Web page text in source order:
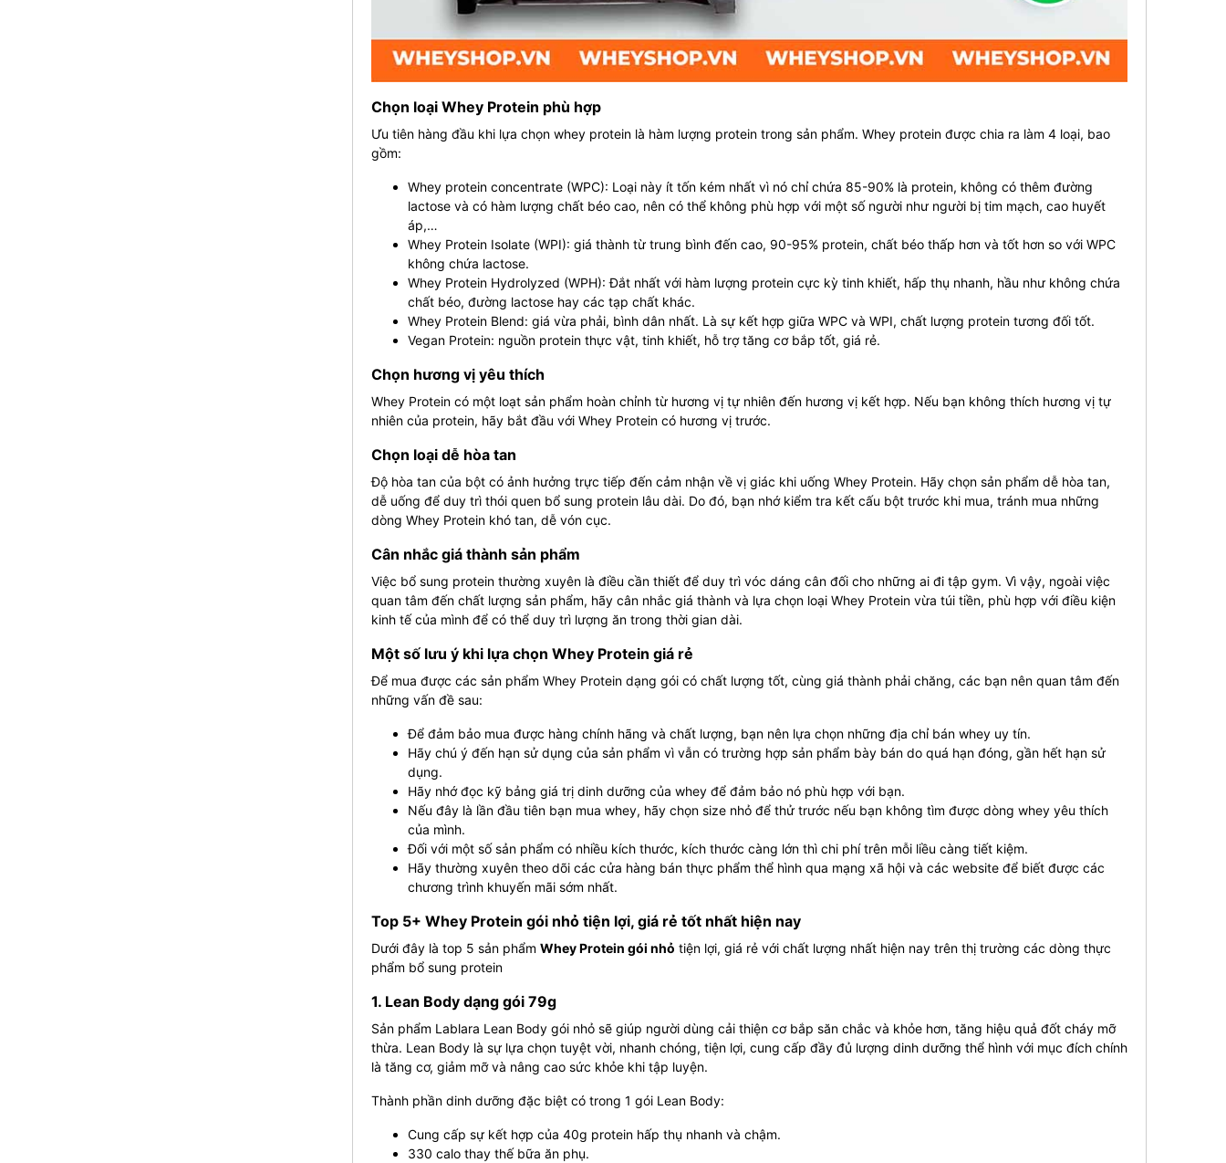
Chọn loại Whey Protein phù hợp
Ưu tiên hàng đầu khi lựa chọn whey protein là hàm lượng protein trong sản phẩm. Whey protein được chia ra làm 4 loại, bao
gồm:
Whey protein concentrate (WPC): Loại này ít tốn kém nhất vì nó chỉ chứa 85-90% là protein, không có thêm đường
lactose và có hàm lượng chất béo cao, nên có thể không phù hợp với một số người như người bị tim mạch, cao huyết
áp,…
Whey Protein Isolate (WPI): giá thành từ trung bình đến cao, 90-95% protein, chất béo thấp hơn và tốt hơn so với WPC
không chứa lactose.
Whey Protein Hydrolyzed (WPH): Đắt nhất với hàm lượng protein cực kỳ tinh khiết, hấp thụ nhanh, hầu như không chứa
chất béo, đường lactose hay các tạp chất khác.
Whey Protein Blend: giá vừa phải, bình dân nhất. Là sự kết hợp giữa WPC và WPI, chất lượng protein tương đối tốt.
Vegan Protein: nguồn protein thực vật, tinh khiết, hỗ trợ tăng cơ bắp tốt, giá rẻ.
Chọn hương vị yêu thích
Whey Protein có một loạt sản phẩm hoàn chỉnh từ hương vị tự nhiên đến hương vị kết hợp. Nếu bạn không thích hương vị tự
nhiên của protein, hãy bắt đầu với Whey Protein có hương vị trước.
Chọn loại dễ hòa tan
Độ hòa tan của bột có ảnh hưởng trực tiếp đến cảm nhận về vị giác khi uống Whey Protein. Hãy chọn sản phẩm dễ hòa tan,
dễ uống để duy trì thói quen bổ sung protein lâu dài. Do đó, bạn nhớ kiểm tra kết cấu bột trước khi mua, tránh mua những
dòng Whey Protein khó tan, dễ vón cục.
Cân nhắc giá thành sản phẩm
Việc bổ sung protein thường xuyên là điều cần thiết để duy trì vóc dáng cân đối cho những ai đi tập gym. Vì vậy, ngoài việc
quan tâm đến chất lượng sản phẩm, hãy cân nhắc giá thành và lựa chọn loại Whey Protein vừa túi tiền, phù hợp với điều kiện
kinh tế của mình để có thể duy trì lượng ăn trong thời gian dài.
Một số lưu ý khi lựa chọn Whey Protein giá rẻ
Để mua được các sản phẩm Whey Protein dạng gói có chất lượng tốt, cùng giá thành phải chăng, các bạn nên quan tâm đến
những vấn đề sau:
Để đảm bảo mua được hàng chính hãng và chất lượng, bạn nên lựa chọn những địa chỉ bán whey uy tín.
Hãy chú ý đến hạn sử dụng của sản phẩm vì vẫn có trường hợp sản phẩm bày bán do quá hạn đóng, gần hết hạn sử
dụng.
Hãy nhớ đọc kỹ bảng giá trị dinh dưỡng của whey để đảm bảo nó phù hợp với bạn.
Nếu đây là lần đầu tiên bạn mua whey, hãy chọn size nhỏ để thử trước nếu bạn không tìm được dòng whey yêu thích
của mình.
Đối với một số sản phẩm có nhiều kích thước, kích thước càng lớn thì chi phí trên mỗi liều càng tiết kiệm.
Hãy thường xuyên theo dõi các cửa hàng bán thực phẩm thể hình qua mạng xã hội và các website để biết được các
chương trình khuyến mãi sớm nhất.
Top 5+ Whey Protein gói nhỏ tiện lợi, giá rẻ tốt nhất hiện nay
Dưới đây là top 5 sản phẩm Whey Protein gói nhỏ tiện lợi, giá rẻ với chất lượng nhất hiện nay trên thị trường các dòng thực
phẩm bổ sung protein
1. Lean Body dạng gói 79g
Sản phẩm Lablara Lean Body gói nhỏ sẽ giúp người dùng cải thiện cơ bắp săn chắc và khỏe hơn, tăng hiệu quả đốt cháy mỡ
thừa. Lean Body là sự lựa chọn tuyệt vời, nhanh chóng, tiện lợi, cung cấp đầy đủ lượng dinh dưỡng thể hình với mục đích chính
là tăng cơ, giảm mỡ và nâng cao sức khỏe khi tập luyện.
Thành phần dinh dưỡng đặc biệt có trong 1 gói Lean Body:
Cung cấp sự kết hợp của 40g protein hấp thụ nhanh và chậm.
330 calo thay thế bữa ăn phụ.